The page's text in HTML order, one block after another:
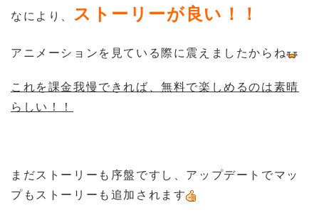
なにより、 ストーリーが良い！！
アニメーションを見ている際に震えましたからね
これを課金我慢できれば、無料で楽しめるのは素晴
らしい！！
まだストーリーも序盤ですし、アップデートでマッ
プもストーリーも追加されます